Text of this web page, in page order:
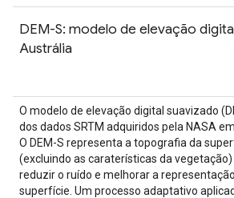
DEM-S: modelo de elevação
Austrália
O modelo de elevação digital suavizado
dos dados SRTM adquiridos pela NASA
O DEM-S representa a topografia da
(excluindo as caraterísticas da
reduzir o ruído e melhorar a
superfície. Um processo adaptativo